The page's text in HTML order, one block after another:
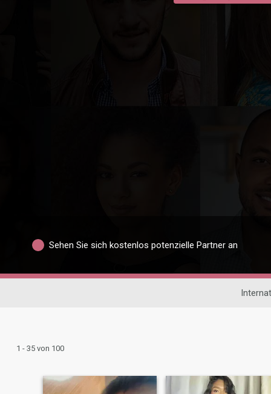
Sehen Sie sich kostenlos potenzielle Partner an
1 - 35 von 100